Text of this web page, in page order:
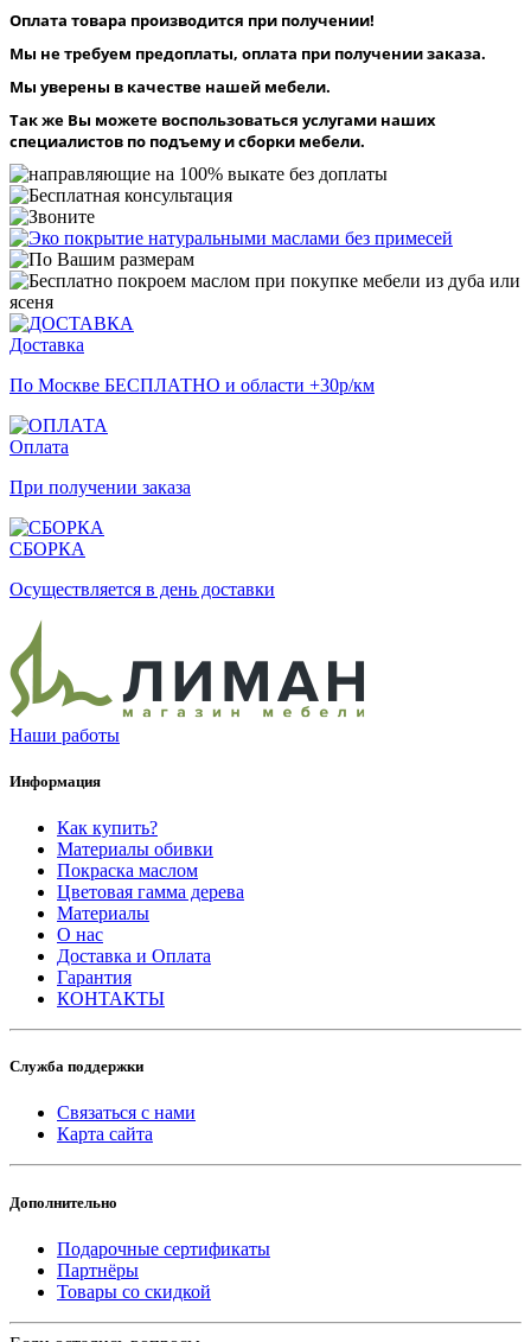
Оплата товара производится при получении!
Мы не требуем предоплаты, оплата при получении заказа.
Мы уверены в качестве нашей мебели.
Так же Вы можете воспользоваться услугами наших
специалистов по подъему и сборки мебели.
Доставка
По Москве БЕСПЛАТНО и области +30р/км
Оплата
При получении заказа
СБОРКА
Осуществляется в день доставки
Наши работы
Информация
Как купить?
Материалы обивки
Покраска маслом
Цветовая гамма дерева
Материалы
О нас
Доставка и Оплата
Гарантия
КОНТАКТЫ
Служба поддержки
Связаться с нами
Карта сайта
Дополнительно
Подарочные сертификаты
Партнёры
Товары со скидкой